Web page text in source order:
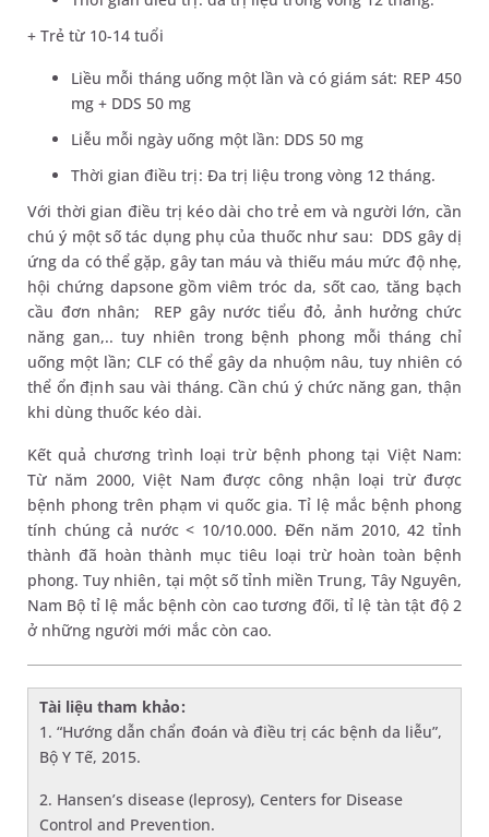
+ Trẻ từ 10-14 tuổi
Liều mỗi tháng uống một lần và có giám sát: REP 450
mg + DDS 50 mg
Liễu mỗi ngày uống một lần: DDS 50 mg
Thời gian điều trị: Đa trị liệu trong vòng 12 tháng.
Với thời gian điều trị kéo dài cho trẻ em và người lớn, cần
chú ý một số tác dụng phụ của thuốc như sau: DDS gây dị
ứng da có thể gặp, gây tan máu và thiếu máu mức độ nhẹ,
hội chứng dapsone gồm viêm tróc da, sốt cao, tăng bạch
cầu đơn nhân; REP gây nước tiểu đỏ, ảnh hưởng chức
năng gan,.. tuy nhiên trong bệnh phong mỗi tháng chỉ
uống một lần; CLF có thể gây da nhuộm nâu, tuy nhiên có
thể ổn định sau vài tháng. Cần chú ý chức năng gan, thận
khi dùng thuốc kéo dài.
Kết quả chương trình loại trừ bệnh phong tại Việt Nam:
Từ năm 2000, Việt Nam được công nhận loại trừ được
bệnh phong trên phạm vi quốc gia. Tỉ lệ mắc bệnh phong
tính chúng cả nước < 10/10.000. Đến năm 2010, 42 tỉnh
thành đã hoàn thành mục tiêu loại trừ hoàn toàn bệnh
phong. Tuy nhiên, tại một số tỉnh miền Trung, Tây Nguyên,
Nam Bộ tỉ lệ mắc bệnh còn cao tương đối, tỉ lệ tàn tật độ 2
ở những người mới mắc còn cao.
Tài liệu tham khảo:
1. “Hướng dẫn chẩn đoán và điều trị các bệnh da liễu”,
Bộ Y Tế, 2015.
2. Hansen’s disease (leprosy), Centers for Disease
Control and Prevention.